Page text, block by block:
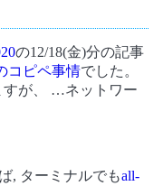
の12/18(金)分の記事
コピペ事情でした。
すが、 …ネットワー
, ターミナルでもall-